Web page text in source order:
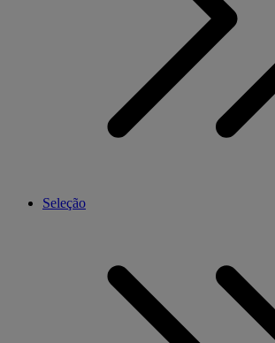
Seleção